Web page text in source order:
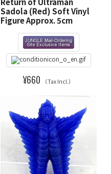
Sadola (Red) Soft Vinyl
Figure Approx. 5cm
¥660 （Tax Incl.）